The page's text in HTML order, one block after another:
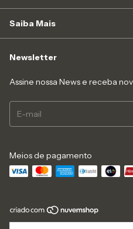
Saiba Mais
Newsletter
Assine nossa News e receba
Meios de pagamento
Copyright Like4you Moda Intima Ltda